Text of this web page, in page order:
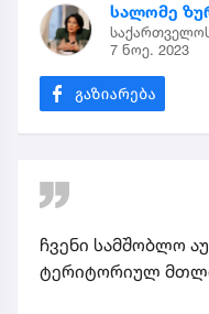
სალომე
7 ნოე. 2023
ჩვენი სამშობლო
ტერიტორიულ